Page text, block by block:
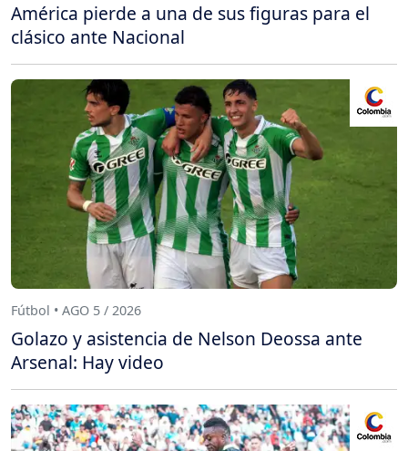
América pierde a una de sus figuras para el
clásico ante Nacional
Fútbol • AGO 5 / 2026
Golazo y asistencia de Nelson Deossa ante
Arsenal: Hay video